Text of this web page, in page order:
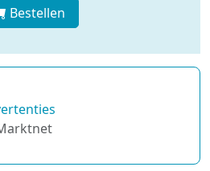
Bestellen